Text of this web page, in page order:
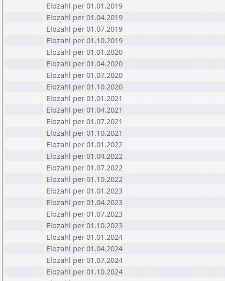
Elozahl per 01.01.2019
Elozahl per 01.04.2019
Elozahl per 01.07.2019
Elozahl per 01.10.2019
Elozahl per 01.01.2020
Elozahl per 01.04.2020
Elozahl per 01.07.2020
Elozahl per 01.10.2020
Elozahl per 01.01.2021
Elozahl per 01.04.2021
Elozahl per 01.07.2021
Elozahl per 01.10.2021
Elozahl per 01.01.2022
Elozahl per 01.04.2022
Elozahl per 01.07.2022
Elozahl per 01.10.2022
Elozahl per 01.01.2023
Elozahl per 01.04.2023
Elozahl per 01.07.2023
Elozahl per 01.10.2023
Elozahl per 01.01.2024
Elozahl per 01.04.2024
Elozahl per 01.07.2024
Elozahl per 01.10.2024